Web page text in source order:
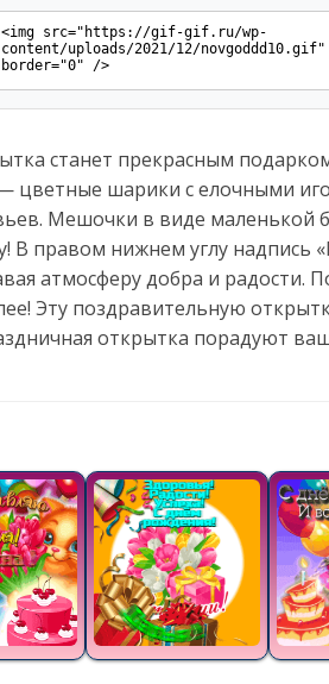
станет прекрасным
шарики с елочными
Мешочки в виде маленькой
В правом нижнем углу надпись
атмосферу добра и
Эту поздравительную
открытка порадуют